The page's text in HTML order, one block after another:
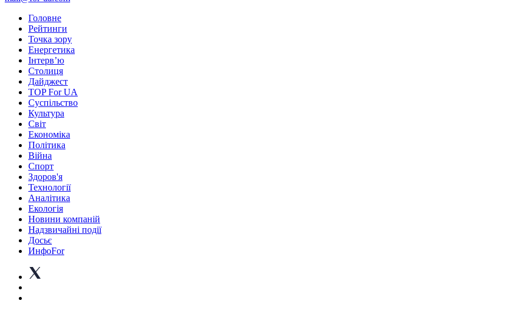
Головне
Рейтинги
Точка зору
Енергетика
Інтерв’ю
Столиця
Дайджест
TOP For UA
Суспiльство
Культура
Світ
Економіка
Політика
Війна
Спорт
Здоров'я
Технології
Аналітика
Екологія
Новини компаній
Надзвичайні події
Досьє
ИнфоFor